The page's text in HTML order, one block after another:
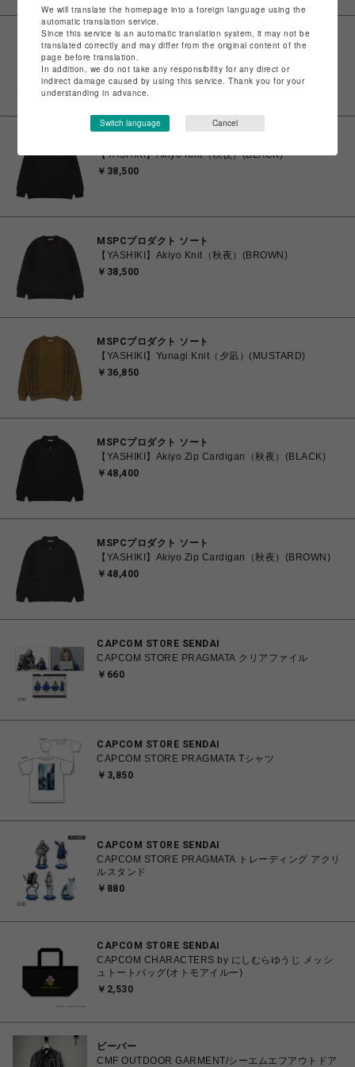
MSPCプロダクト ソート
【YASHIKI】Shinryo Cardigan （新涼）(PINK)
￥36,850
【YASHIKI】Akiyo Knit（秋夜）(BLACK)
￥38,500
MSPCプロダクト ソート
【YASHIKI】Akiyo Knit（秋夜）(BROWN)
￥38,500
MSPCプロダクト ソート
【YASHIKI】Yunagi Knit（夕凪）(MUSTARD)
￥36,850
MSPCプロダクト ソート
【YASHIKI】Akiyo Zip Cardigan（秋夜）(BLACK)
￥48,400
MSPCプロダクト ソート
【YASHIKI】Akiyo Zip Cardigan（秋夜）(BROWN)
￥48,400
CAPCOM STORE SENDAI
CAPCOM STORE PRAGMATA クリアファイル
￥660
CAPCOM STORE SENDAI
CAPCOM STORE PRAGMATA Tシャツ
￥3,850
CAPCOM STORE SENDAI
CAPCOM STORE PRAGMATA トレーディング アクリ
ルスタンド
￥880
CAPCOM STORE SENDAI
CAPCOM CHARACTERS by にしむらゆうじ メッシ
ュトートバッグ(オトモアイルー)
￥2,530
ビーバー
CMF OUTDOOR GARMENT/シーエムエフアウトドア
We will translate the homepage into a foreign language using the
automatic translation service.
Since this service is an automatic translation system, it may not be
translated correctly and may differ from the original content of the
page before translation.
In addition, we do not take any responsibility for any direct or
indirect damage caused by using this service. Thank you for your
understanding in advance.
Switch language Cancel